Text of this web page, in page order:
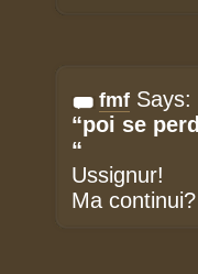
fmf Says:
“poi se
“
Ussignur!
Ma continui?